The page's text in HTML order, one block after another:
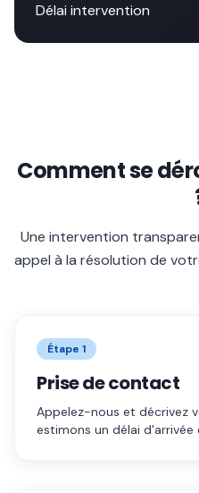
Délai intervention
Comment se
Une intervention
appel à la résolution de
Étape 1
Prise de contact
Appelez-nous et décrivez
estimons un délai